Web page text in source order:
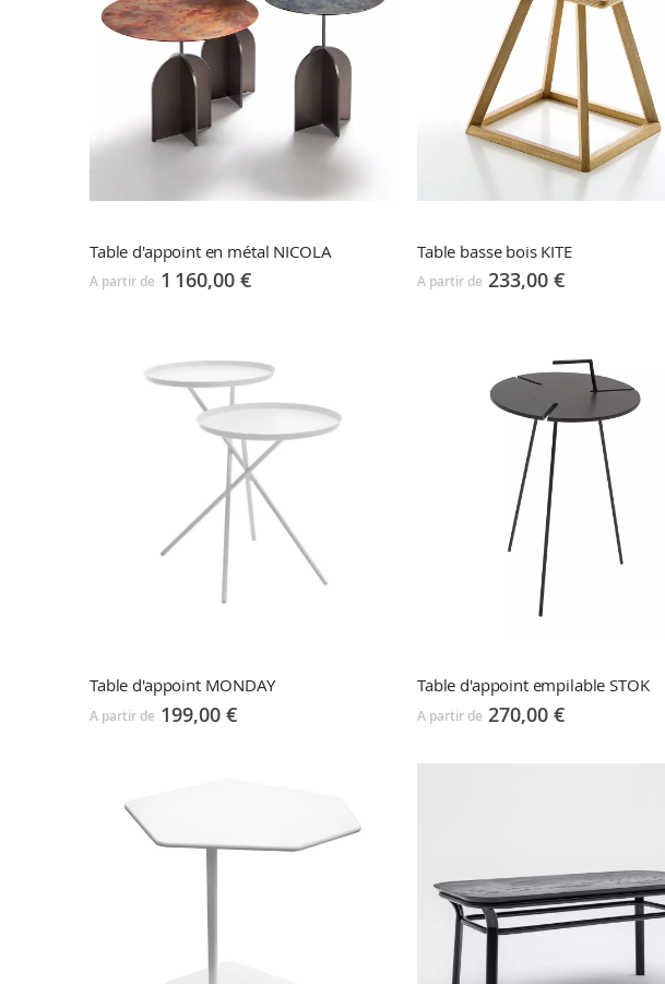
Table d'appoint en métal NICOLA
A partir de 1 160,00 €
Table basse bois KITE
A partir de 233,00 €
Table d'appoint MONDAY
A partir de 199,00 €
Table d'appoint empilable STOK
A partir de 270,00 €